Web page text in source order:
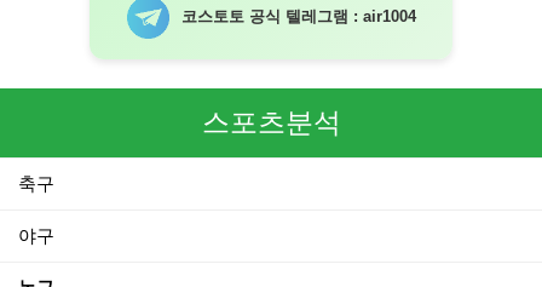
코스토토 공식 텔레그램 : air1004
스포츠분석
축구
야구